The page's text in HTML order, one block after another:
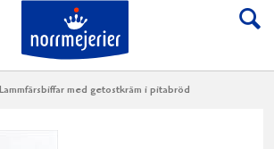
Till Norrmejerier
Lammfärsbiffar med getostkräm i pitabröd